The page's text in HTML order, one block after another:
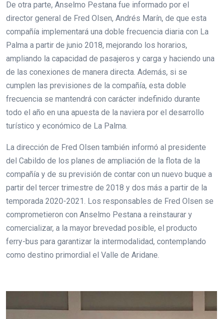
De otra parte, Anselmo Pestana fue informado por el
director general de Fred Olsen, Andrés Marín, de que esta
compañía implementará una doble frecuencia diaria con La
Palma a partir de junio 2018, mejorando los horarios,
ampliando la capacidad de pasajeros y carga y haciendo una
de las conexiones de manera directa. Además, si se
cumplen las previsiones de la compañía, esta doble
frecuencia se mantendrá con carácter indefinido durante
todo el año en una apuesta de la naviera por el desarrollo
turístico y económico de La Palma.
La dirección de Fred Olsen también informó al presidente
del Cabildo de los planes de ampliación de la flota de la
compañía y de su previsión de contar con un nuevo buque a
partir del tercer trimestre de 2018 y dos más a partir de la
temporada 2020-2021. Los responsables de Fred Olsen se
comprometieron con Anselmo Pestana a reinstaurar y
comercializar, a la mayor brevedad posible, el producto
ferry-bus para garantizar la intermodalidad, contemplando
como destino primordial el Valle de Aridane.